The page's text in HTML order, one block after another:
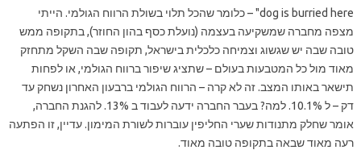
dog is burried here" – כלומר שהכל תלוי בשולת הרווח הגולמי. הייתי
מצפה מחברה שמשקיעה בעצמה (נועלת כסף בהון החוזר), בתקופה ממש
טובה שבה יש שגשוג וצמיחה כלכלית בישראל, תקופה שבה השקל מתחזק
מאוד מול כל המטבעות בעולם – שתציג שיפור ברווח הגולמי, או לפחות
תישאר באותו המצב. זה לא קרה – הרווח הגולמי ברבעון האחרון נשחק עד
דק – ל 10.1%. למה? בעבר החברה ידעה לעבוד ב 13%. להגנת החברה,
אומר שחלק מתנודות שערי החליפין עוברות לשורת המימון. עדיין, זו הפתעה
רעה מאוד שבאה בתקופה טובה מאוד.